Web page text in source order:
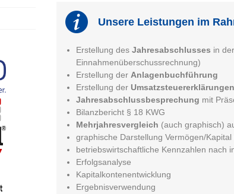
Unsere Leistungen im
Erstellung des Jahresabschlusses in
Einnahmenüberschussrechnung)
Erstellung der Anlagenbuchführung
Erstellung der Umsatzsteuererklärungen
Jahresabschlussbesprechung mit
Bilanzbericht § 18 KWG
Mehrjahresvergleich (auch graphisch)
graphische Darstellung Vermögen/
betriebswirtschaftliche Kennzahlen nach
Erfolgsanalyse
Kapitalkontenentwicklung
Ergebnisverwendung